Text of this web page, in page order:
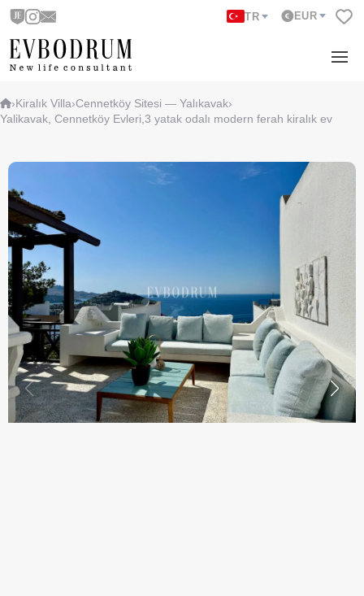
TR EUR
› Kiralık Villa›Cennetköy Sitesi — Yalıkavak›
Yalikavak, Cennetköy Evleri,3 yatak odalı modern ferah kiralık ev